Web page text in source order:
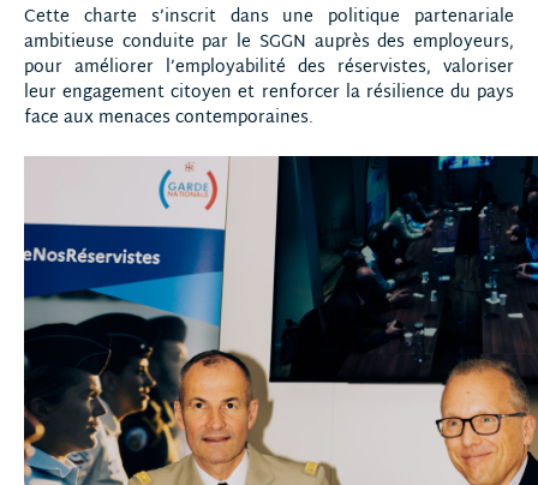
Cette charte s’inscrit dans une politique partenariale
ambitieuse conduite par le SGGN auprès des employeurs,
pour améliorer l’employabilité des réservistes, valoriser
leur engagement citoyen et renforcer la résilience du pays
face aux menaces contemporaines.